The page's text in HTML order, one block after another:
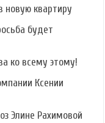
квартиру
будет
ко всему этому!
Ксении
Элине Рахимовой